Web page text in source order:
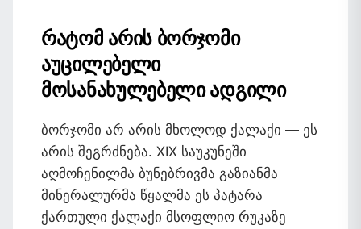
რატომ არის ბორჯომი
აუცილებელი
მოსანახულებელი ადგილი
ბორჯომი არ არის მხოლოდ ქალაქი — ეს
არის შეგრძნება. XIX საუკუნეში
აღმოჩენილმა ბუნებრივმა გაზიანმა
მინერალურმა წყალმა ეს პატარა
ქართული ქალაქი მსოფლიო რუკაზე